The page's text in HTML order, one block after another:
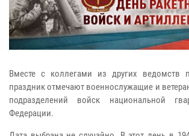
Вместе с коллегами из других ведомств
праздник отмечают военнослужащие и
подразделений войск национальной
Федерации.